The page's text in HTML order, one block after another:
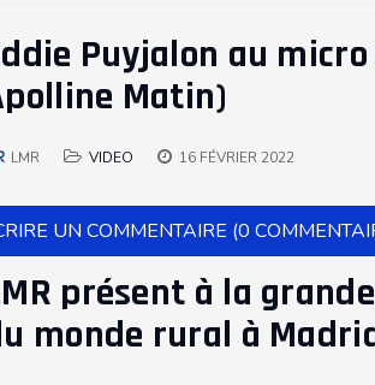
Puyjalon au
Matin)
LMR VIDEO 16 FÉVRIER 2022
UN COMMENTAIRE (0
présent à la
monde rural à